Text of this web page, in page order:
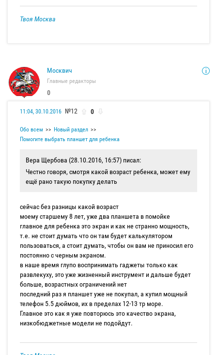
Твоя Москва
Москвич
Главные редакторы
0
11:04, 30.10.2016 №12 0
Обо всем
Новый раздел
Помогите выбрать планшет для ребенка
Вера Щербова (28.10.2016, 16:57) писал:
Честно говоря, смотря какой возраст ребенка, может ему
ещё рано такую покупку делать
сейчас без разницы какой возраст
моему старшему 8 лет, уже два планшета в помойке
главное для ребенка это экран и как не странно мощность,
т.е. не стоит думать что он там будет калькулятором
пользоваться, а стоит думать, чтобы он вам не приносил его
постоянно с черным экраном.
в наше время глупо воспринимать гаджеты только как
развлекуху, это уже жизненный инструмент и дальше будет
больше, возрастных ограничений нет
последний раз я планшет уже не покупал, а купил мощный
телефон 5.5 дюймов, их в пределах 12-13 тр море.
Главное это как я уже повторюсь это качество экрана,
низкобюджетные модели не подойдут.